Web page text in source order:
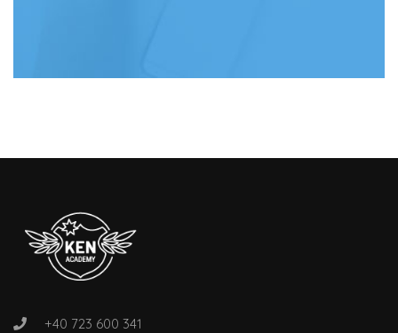
+40 723 600 341